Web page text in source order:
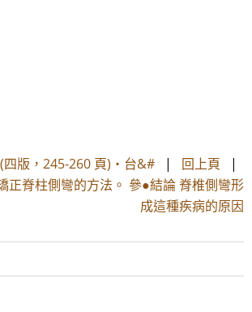
四版，245-260 頁)‧台&# | 回上頁 |
正脊柱側彎的方法。 參●結論 脊椎側彎形
成這種疾病的原因